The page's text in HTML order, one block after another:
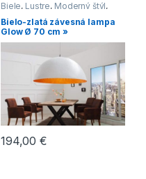
Biele, Lustre, Moderný štýl,
Zlaté
Bielo-zlatá závesná lampa
Glow Ø 70 cm »
194,00€